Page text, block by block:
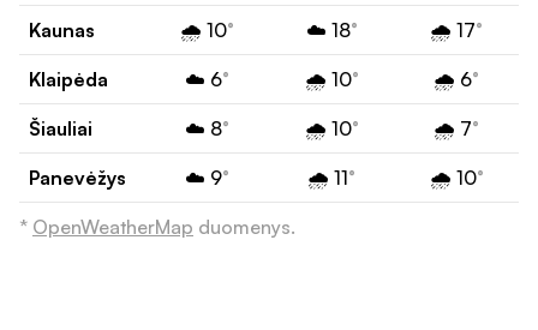
Kaunas 🌧️ 10° ☁️ 18° 🌧️ 17°
Klaipėda ☁️ 6° 🌧️ 10° 🌧️ 6°
Šiauliai ☁️ 8° 🌧️ 10° 🌧️ 7°
Panevėžys ☁️ 9° 🌧️ 11° 🌧️ 10°
* OpenWeatherMap duomenys.